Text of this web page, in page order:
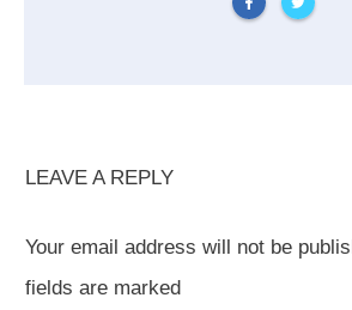
LEAVE A REPLY
Your email address will not be
fields are marked